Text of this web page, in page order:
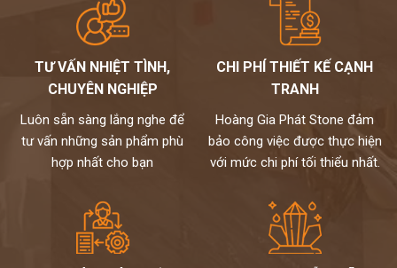
TƯ VẤN NHIỆT TÌNH,
CHUYÊN NGHIỆP
Luôn sẵn sàng lắng nghe để
tư vấn những sản phẩm phù
hợp nhất cho bạn
CHI PHÍ THIẾT KẾ CẠNH
TRANH
Hoàng Gia Phát Stone đảm
bảo công việc được thực hiện
với mức chi phí tối thiểu nhất.